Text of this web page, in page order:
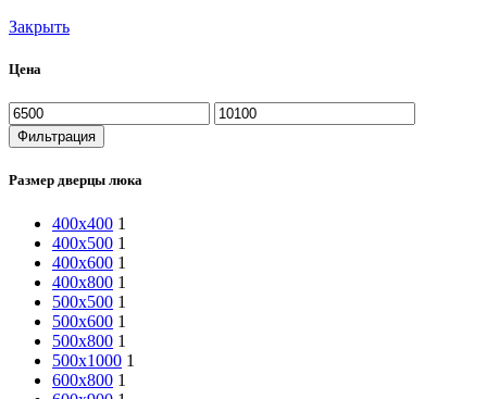
Закрыть
Цена
Минимальная
цена
Максимальная
цена
Фильтрация
Размер дверцы люка
400х400 1
400х500 1
400х600 1
400х800 1
500х500 1
500х600 1
500х800 1
500х1000 1
600х800 1